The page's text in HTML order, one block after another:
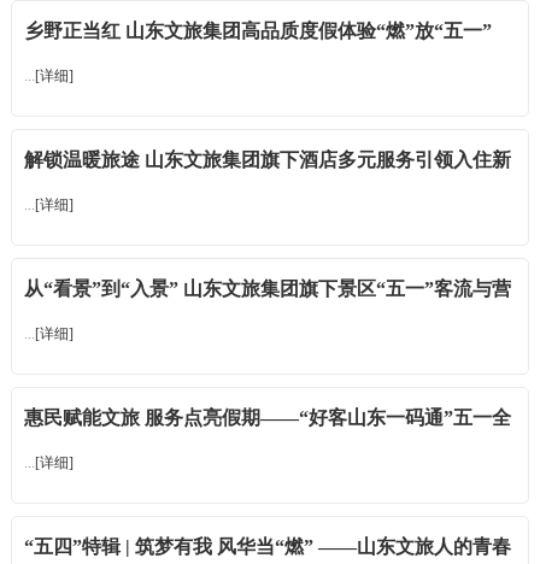
乡野正当红 山东文旅集团高品质度假体验“燃”放“五一”
...[详细]
解锁温暖旅途 山东文旅集团旗下酒店多元服务引领入住新
体验
...[详细]
从“看景”到“入景” 山东文旅集团旗下景区“五一”客流与营
收双增长
...[详细]
惠民赋能文旅 服务点亮假期——“好客山东一码通”五一全
线飘红
...[详细]
“五四”特辑 | 筑梦有我 风华当“燃” ——山东文旅人的青春